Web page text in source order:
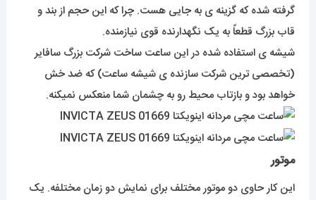
گرفته شده که گزینه ی به جایی هست. چرا که این حجم از بند و
قاب بزرگ قطعاً به یک نگهدارنده قوی نیازمنده.
شیشه ی استفاده شده در این ساعت ساخت شرکت بزرگ سافایر
(تخصصی ترین شرکت سازنده ی شیشه ساعت) که ضد خش
خواهد بود و بازتاب محیط رو به چشمان شما منعکس نمیکنه.
موتور
این کار حاوی دو موتور مختلف برای نمایش دو زمان مختلفه. یک